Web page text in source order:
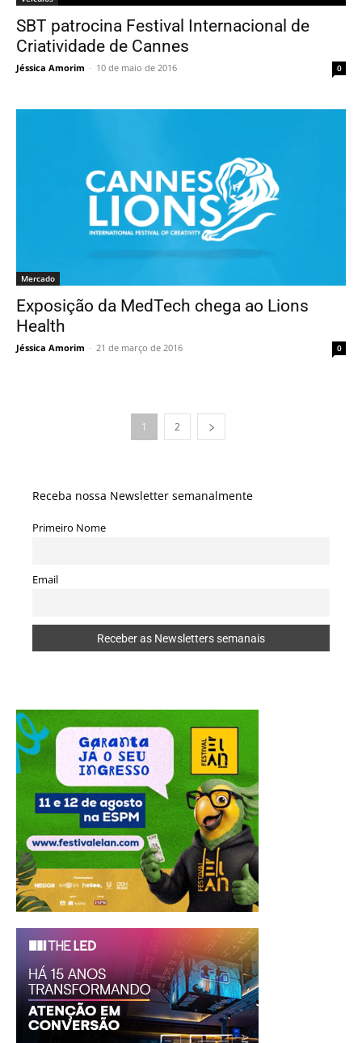
SBT patrocina Festival Internacional de
Criatividade de Cannes
Jéssica Amorim - 10 de maio de 2016 0
Mercado
Exposição da MedTech chega ao Lions
Health
Jéssica Amorim - 21 de março de 2016 0
1 2
Receba nossa Newsletter semanalmente
Primeiro Nome
Email